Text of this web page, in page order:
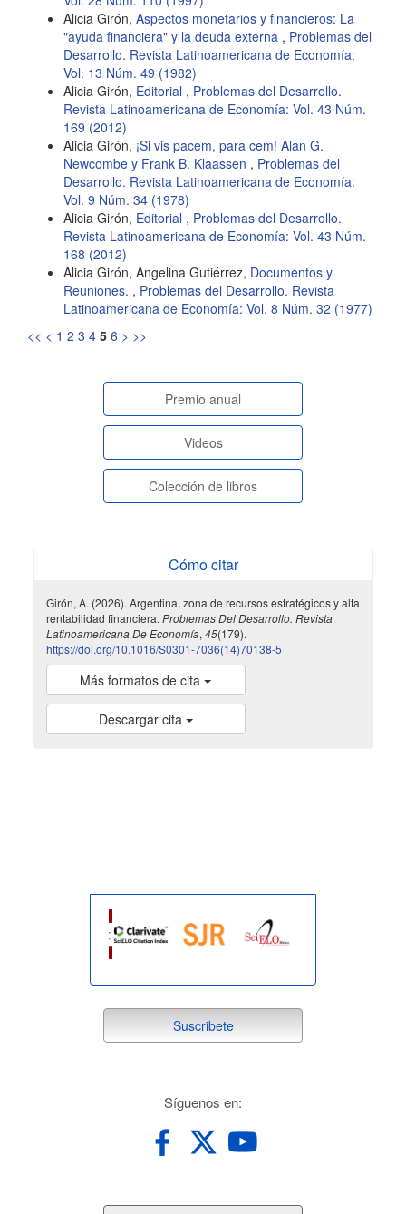
Alicia Girón, Aspectos monetarios y financieros: La
"ayuda financiera" y la deuda externa , Problemas del
Desarrollo. Revista Latinoamericana de Economía:
Vol. 13 Núm. 49 (1982)
Alicia Girón, Editorial , Problemas del Desarrollo.
Revista Latinoamericana de Economía: Vol. 43 Núm.
169 (2012)
Alicia Girón, ¡Si vis pacem, para cem! Alan G.
Newcombe y Frank B. Klaassen , Problemas del
Desarrollo. Revista Latinoamericana de Economía:
Vol. 9 Núm. 34 (1978)
Alicia Girón, Editorial , Problemas del Desarrollo.
Revista Latinoamericana de Economía: Vol. 43 Núm.
168 (2012)
Alicia Girón, Angelina Gutiérrez, Documentos y
Reuniones. , Problemas del Desarrollo. Revista
Latinoamericana de Economía: Vol. 8 Núm. 32 (1977)
<< < 1 2 3 4 5 6 > >>
paginasespeciales
Premio anual
Videos
Colección de libros
Cómo citar
Girón, A. (2026). Argentina, zona de recursos estratégicos y alta
rentabilidad financiera. Problemas Del Desarrollo. Revista
Latinoamericana De Economía, 45(179).
https://doi.org/10.1016/S0301-7036(14)70138-5
Más formatos de cita
Descargar cita
suscribete
Suscribete
Síguenos en: